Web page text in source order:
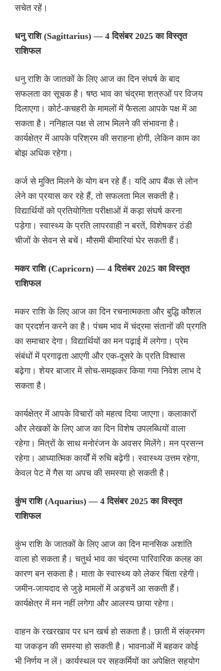
सचेत रहें।
धनु राशि (Sagittarius) — 4 दिसंबर 2025 का विस्तृत
राशिफल
धनु राशि के जातकों के लिए आज का दिन संघर्ष के बाद
सफलता का सूचक है। षष्ठ भाव का चंद्रमा शत्रुओं पर विजय
दिलाएगा। कोर्ट-कचहरी के मामलों में फैसला आपके पक्ष में आ
सकता है। ननिहाल पक्ष से लाभ मिलने की संभावना है।
कार्यक्षेत्र में आपके परिश्रम की सराहना होगी, लेकिन काम का
बोझ अधिक रहेगा।
कर्ज से मुक्ति मिलने के योग बन रहे हैं। यदि आप बैंक से लोन
लेने का प्रयास कर रहे हैं, तो सफलता मिल सकती है।
विद्यार्थियों को प्रतियोगिता परीक्षाओं में कड़ा संघर्ष करना
पड़ेगा। स्वास्थ्य के प्रति लापरवाही न बरतें, विशेषकर ठंडी
चीजों के सेवन से बचें। मौसमी बीमारियां घेर सकती हैं।
मकर राशि (Capricorn) — 4 दिसंबर 2025 का विस्तृत
राशिफल
मकर राशि के लिए आज का दिन रचनात्मकता और बुद्धि कौशल
का प्रदर्शन करने का है। पंचम भाव में चंद्रमा संतानों की प्रगति
का समाचार देगा। विद्यार्थियों का मन पढ़ाई में लगेगा। प्रेम
संबंधों में प्रगाढ़ता आएगी और एक-दूसरे के प्रति विश्वास
बढ़ेगा। शेयर बाजार में सोच-समझकर किया गया निवेश लाभ दे
सकता है।
कार्यक्षेत्र में आपके विचारों को महत्व दिया जाएगा। कलाकारों
और लेखकों के लिए आज का दिन विशेष उपलब्धियों वाला
रहेगा। मित्रों के साथ मनोरंजन के अवसर मिलेंगे। मन प्रसन्न
रहेगा। आध्यात्मिक कार्यों में रुचि बढ़ेगी। स्वास्थ्य उत्तम रहेगा,
केवल पेट में गैस या अपच की समस्या हो सकती है।
कुंभ राशि (Aquarius) — 4 दिसंबर 2025 का विस्तृत
राशिफल
कुंभ राशि के जातकों के लिए आज का दिन मानसिक अशांति
वाला हो सकता है। चतुर्थ भाव का चंद्रमा पारिवारिक कलह का
कारण बन सकता है। माता के स्वास्थ्य को लेकर चिंता रहेगी।
जमीन-जायदाद से जुड़े मामलों में अड़चनें आ सकती हैं।
कार्यक्षेत्र में मन नहीं लगेगा और आलस्य छाया रहेगा।
वाहन के रखरखाव पर धन खर्च हो सकता है। छाती में संक्रमण
या जकड़न की समस्या हो सकती है। भावनाओं में बहकर कोई
भी निर्णय न लें। कार्यस्थल पर सहकर्मियों का अपेक्षित सहयोग